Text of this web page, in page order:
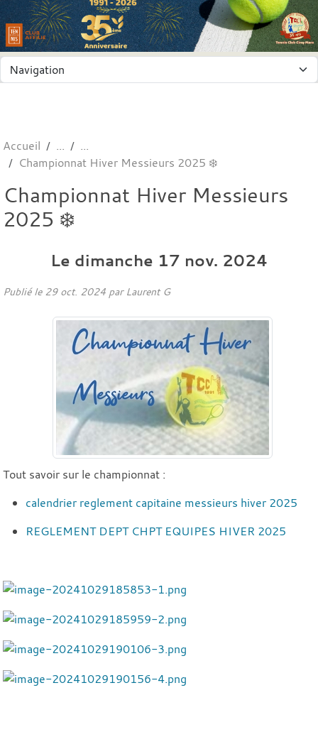
Accueil
Championnat Hiver Messieurs 2025 ❄️
Championnat Hiver Messieurs
2025 ❄️
Le dimanche 17 nov. 2024
Publié le 29 oct. 2024 par Laurent G
Tout savoir sur le championnat :
calendrier reglement capitaine messieurs hiver 2025
REGLEMENT DEPT CHPT EQUIPES HIVER 2025
Panneau de gestion des cookies